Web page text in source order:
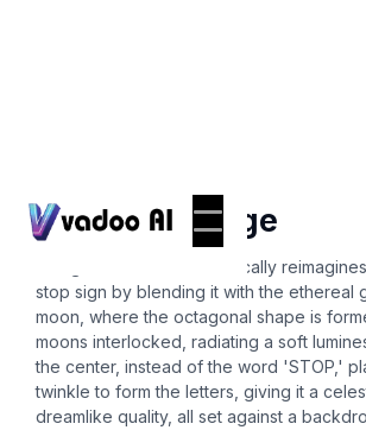
stop sign image
Design an icon that whimsically
stop sign by blending it with the ethereal
moon, where the octagonal shape is
moons interlocked, radiating a soft
the center, instead of the word 'STOP,'
twinkle to form the letters, giving it a
dreamlike quality, all set against a